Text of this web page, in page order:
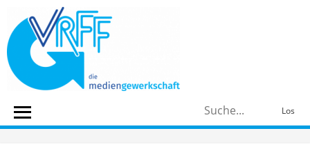
content
Los